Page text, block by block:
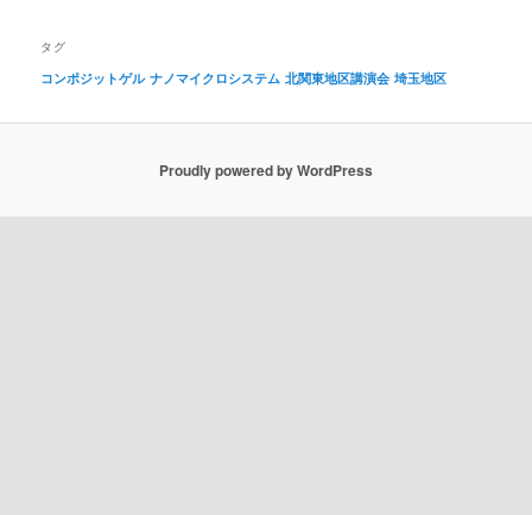
タグ
コンポジットゲル ナノマイクロシステム 北関東地区講演会 埼玉地区
Proudly powered by WordPress